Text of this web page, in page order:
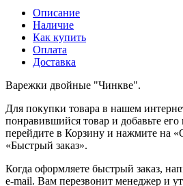
Описание
Наличие
Как купить
Оплата
Доставка
Варежки двойные "Чинкве".
Для покупки товара в нашем
понравившийся товар и добавьте его
перейдите в Корзину и нажмите на
«Быстрый заказ».
Когда оформляете быстрый заказ,
e-mail. Вам перезвонит менеджер и